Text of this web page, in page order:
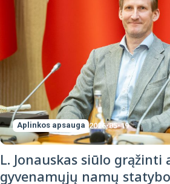
Aplinkos apsauga 2026-05-19
L. Jonauskas siūlo grąžinti
gyvenamųjų namų